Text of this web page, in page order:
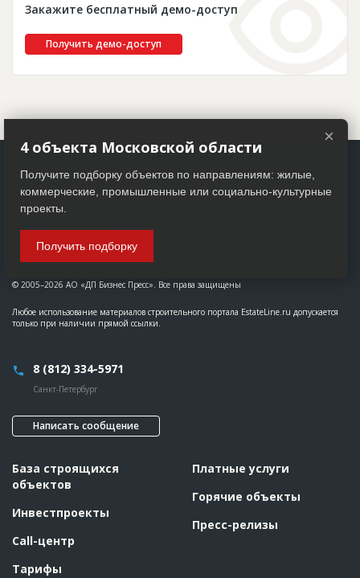
Закажите бесплатный демо-доступ
Получить демо-доступ
© 2005–2026 АО «ДП Бизнес Пресс». Все права защищены
Любое использование материалов строительного портала EstateLine.ru допускается
только при наличии прямой ссылки.
8 (812) 334-5971
Санкт-Петербург
Написать сообщение
База строящихся
объектов
Инвестпроекты
Call-центр
Тарифы
Платные услуги
Горячие объекты
Пресс-релизы
×
4 объекта Московской области
Получите подборку объектов по направлениям: жилые,
коммерческие, промышленные или социально-культурные
проекты.
Получить подборку